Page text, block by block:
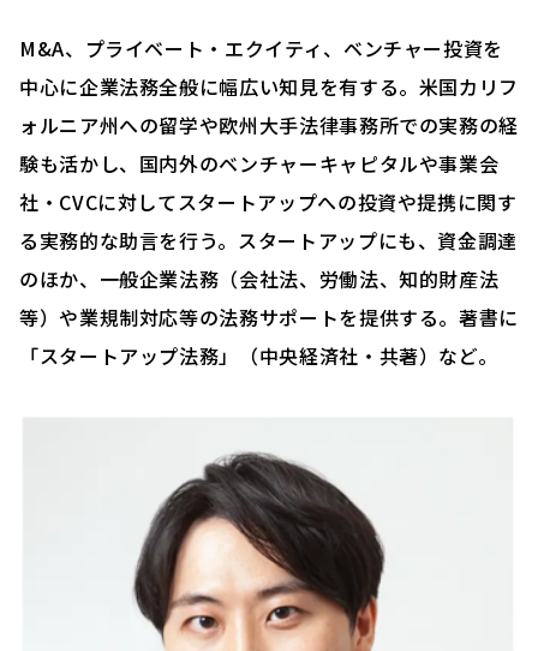
M&A、プライベート・エクイティ、ベンチャー投資を
中心に企業法務全般に幅広い知見を有する。米国カリフ
ォルニア州への留学や欧州大手法律事務所での実務の経
験も活かし、国内外のベンチャーキャピタルや事業会
社・CVCに対してスタートアップへの投資や提携に関す
る実務的な助言を行う。スタートアップにも、資金調達
のほか、一般企業法務（会社法、労働法、知的財産法
等）や業規制対応等の法務サポートを提供する。著書に
「スタートアップ法務」（中央経済社・共著）など。